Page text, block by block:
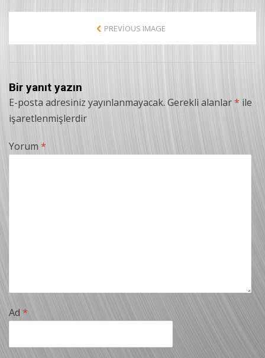
PREVIOUS IMAGE
Bir yanıt yazın
E-posta adresiniz yayınlanmayacak. Gerekli alanlar* ile
işaretlenmişlerdir
Yorum *
Ad *